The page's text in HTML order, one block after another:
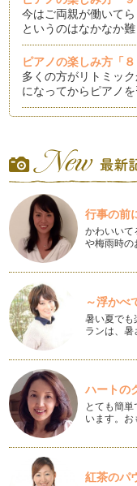
今はご両親が働いて
というのはなかなか
ピアノの楽しみ方「
多くの方がリトミッ
になってからピアノ
楽教育」も急速に変
ピアノの楽しみ方「
「我が子が練習しな
ら良く言う話なのか
ピアノの楽しみ方「
ピアノをお子様にさ
習しないの、続けさ
ピアノの楽しみ方「
「ピアノってどれく
だろう？」と悩むお
ピアノの楽しみ方「８
赤ちゃん時期が終わ
親というのは、嬉し
ピアノの楽しみ方「８
自分の子供が産まれ
子供に対して「どん
行事の前
かわいいて
や梅雨時
～浮かべ
暑い夏でも
ランは、
ハートの
とても簡
います。
紅茶のパ